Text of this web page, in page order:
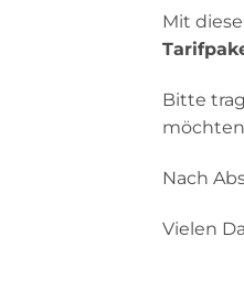
Mit
Bitte
Nach
Vielen